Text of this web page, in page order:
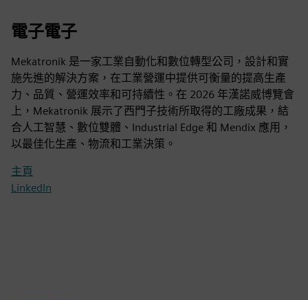
電子電子
Mekatronik 是一家工業自動化和數位轉型公司，設計和實
施先進的解決方案，在工業營運中提供可衡量的提高生產
力、品質、營運效率和可持續性。在 2026 年漢諾威博覽會
上，Mekatronik 展示了西門子技術所取得的工廠成果，結
合人工智慧、數位雙體、Industrial Edge 和 Mendix 應用，
以最佳化生產、物流和工業決策。
主頁
LinkedIn